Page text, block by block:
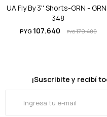
UA Fly By 3'' Shorts-GRN -
348
PYG 107.640 PYG179.400
¡Suscribite y recibí